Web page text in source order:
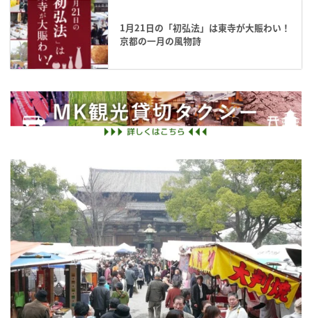
1月21日の「初弘法」は東寺が大賑わい！
京都の一月の風物詩